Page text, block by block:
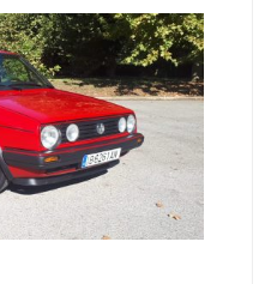
de bajo coste.
dos caballos, que
desde el 1948 al
unidades de la
de la variante furgoneta.
de 1978, este lo
[...]